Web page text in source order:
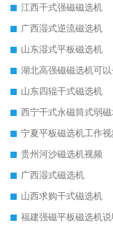
江西干式强磁磁选机
广西湿式逆流磁选机
山东湿式平板磁选机
山东四辊干式磁选机
宁夏平板磁选机工作
贵州河沙磁选机视频
广西湿式磁选机
山西求购干式磁选机
福建强磁平板磁选机说